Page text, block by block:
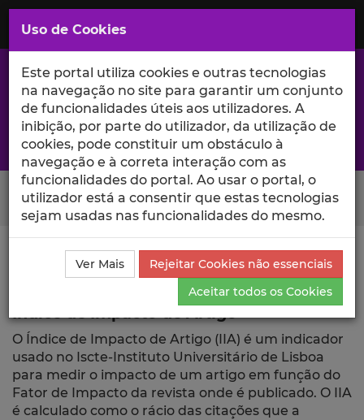
Saltar
para
Conteúdo
Principal
A excelência da investigação e ciência no Iscte
Search Button
Ciência_Iscte Publicações
Índice de Impacto de
O Índice de Impacto de Artigo (IIA) é um indicador
usado no Iscte-Instituto Universitário de Lisboa
para medir o impacto de um artigo em função do
Fator de Impacto da revista onde é publicado. O IIA
é calculado como o rácio das citações que a
Uso de Cookies
Este portal utiliza cookies e outras tecnologias
na navegação no site para garantir um conjunto
de funcionalidades úteis aos utilizadores. A
inibição, por parte do utilizador, da utilização de
cookies, pode constituir um obstáculo à
navegação e à correta interação com as
funcionalidades do portal. Ao usar o portal, o
utilizador está a consentir que estas tecnologias
sejam usadas nas funcionalidades do mesmo.
Ver Mais
Rejeitar Cookies não essenciais
Aceitar todos os Cookies